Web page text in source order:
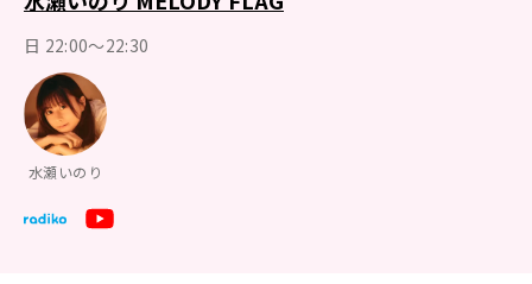
日 22:00～22:30
水瀬いのり